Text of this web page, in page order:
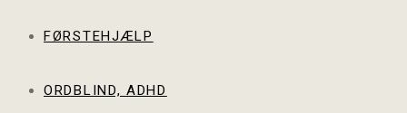
FØRSTEHJÆLP
ORDBLIND, ADHD